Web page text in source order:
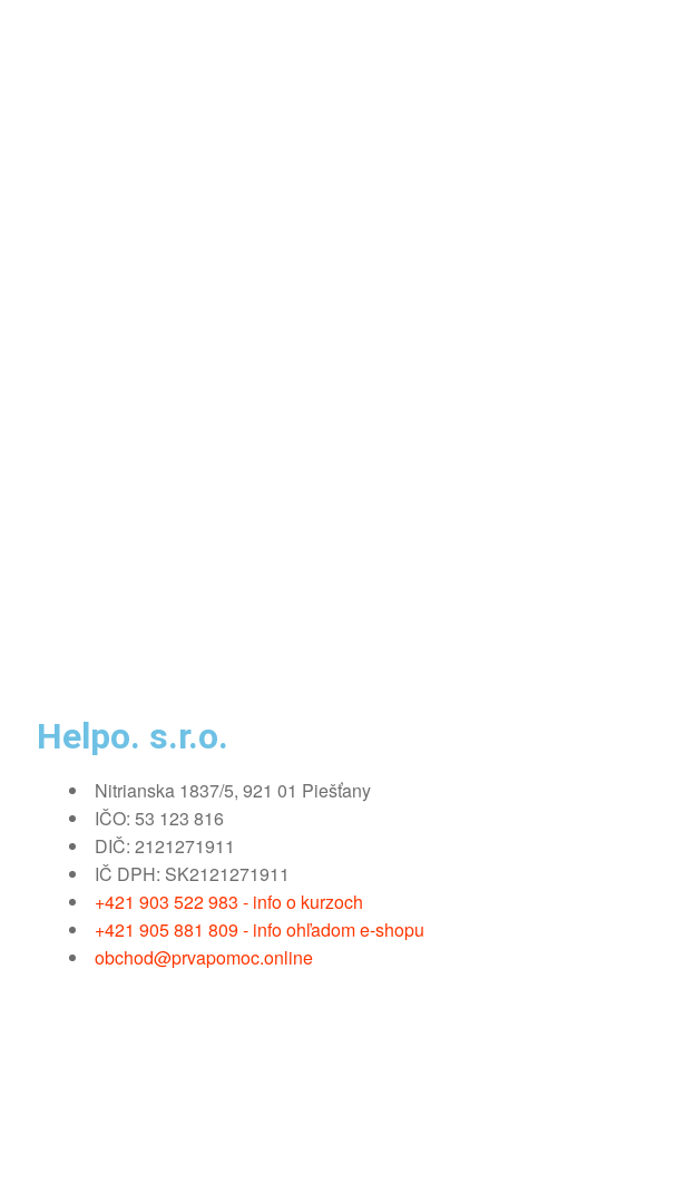
Helpo. s.r.o.
Nitrianska 1837/5, 921 01 Piešťany
IČO: 53 123 816
DIČ: 2121271911
IČ DPH: SK2121271911
+421 903 522 983 - info o kurzoch
+421 905 881 809 - info ohľadom e-shopu
obchod@prvapomoc.online